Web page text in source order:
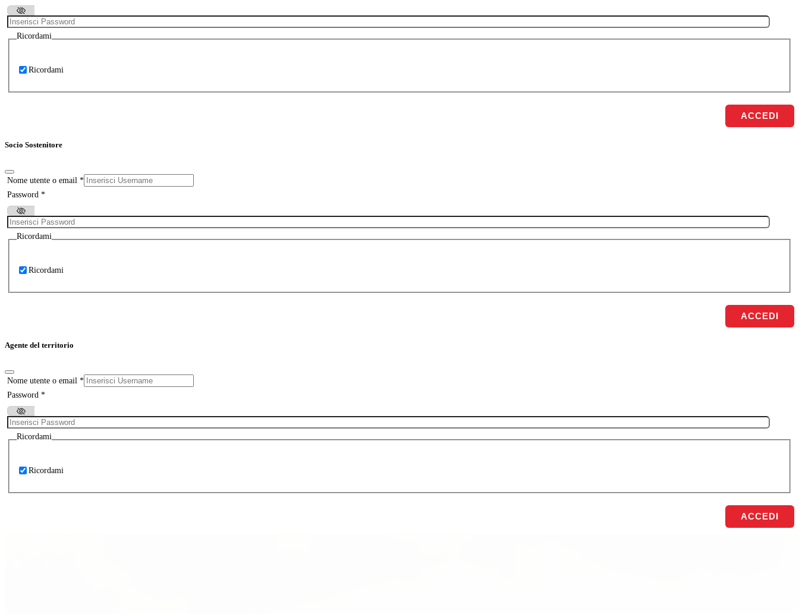
Ricordami
Ricordami
ACCEDI
Socio Sostenitore
Nome utente o email *
Password *
Ricordami
Ricordami
ACCEDI
Agente del territorio
Nome utente o email *
Password *
Ricordami
Ricordami
ACCEDI